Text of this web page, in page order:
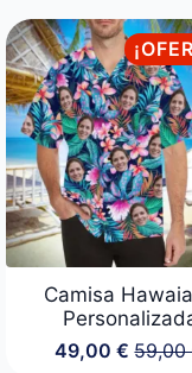
Camisa
59,00
El
49,00 € El